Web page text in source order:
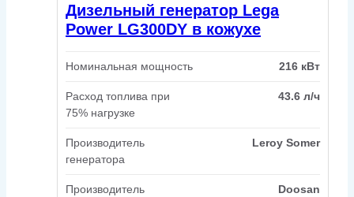
Дизельный генератор Lega
Power LG300DY в кожухе
Номинальная мощность 216 кВт
Расход топлива при
75% нагрузке
43.6 л/ч
Производитель
генератора
Leroy Somer
Производитель
Doosan